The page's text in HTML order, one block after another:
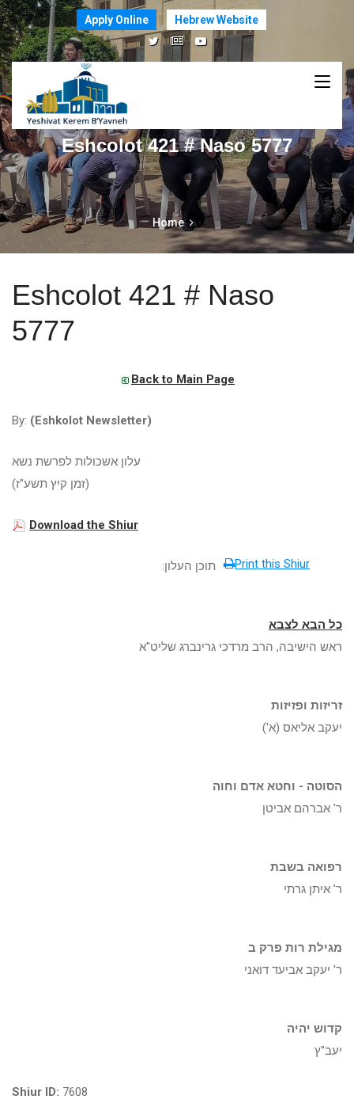
Apply Online Hebrew Website
Eshcolot 421 # Naso 5777
Home
Eshcolot 421 # Naso
5777
Back to Main Page
By: (Eshkolot Newsletter)
עלון אשכולות לפרשת נשא
(זמן קיץ תשע"ז)
Download the Shiur
Print this Shiur תוכן העלון:
כל הבא לצבא
ראש הישיבה, הרב מרדכי גרינברג שליט"א
זריזות ופזיזות
יעקב אליאס (א')
הסוטה - וחטא אדם וחוה
ר' אברהם אביטן
רפואה בשבת
ר' איתן גרתי
מגילת רות פרק ב
ר' יעקב אביעד דואני
קדוש יהיה
יעב"ץ
Shiur ID: 7608